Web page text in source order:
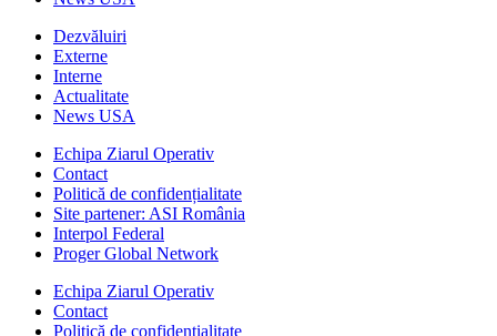
Dezvăluiri
Externe
Interne
Actualitate
News USA
Echipa Ziarul Operativ
Contact
Politică de confidențialitate
Site partener: ASI România
Interpol Federal
Proger Global Network
Echipa Ziarul Operativ
Contact
Politică de confidențialitate